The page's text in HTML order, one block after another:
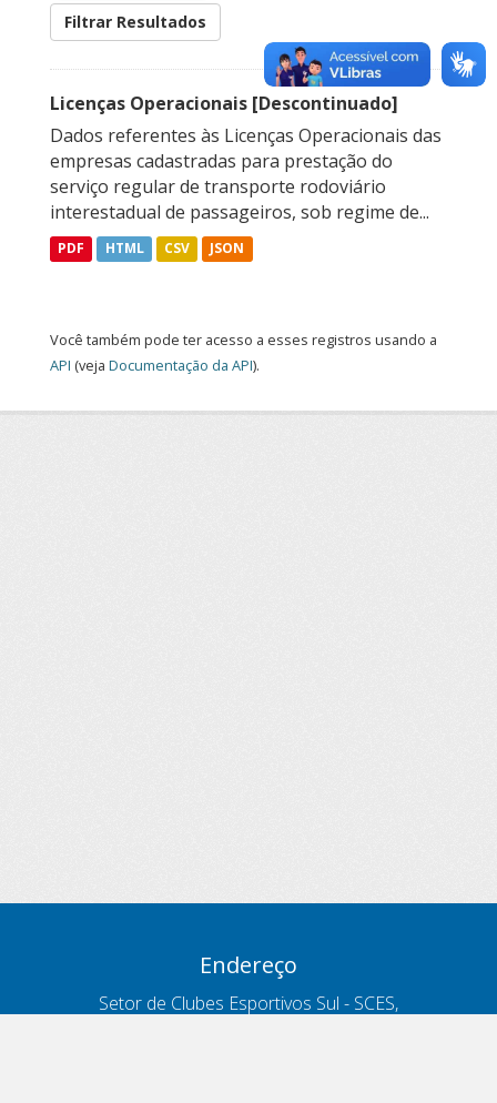
Filtrar Resultados
Licenças Operacionais [Descontinuado]
Dados referentes às Licenças Operacionais das
empresas cadastradas para prestação do
serviço regular de transporte rodoviário
interestadual de passageiros, sob regime de...
PDF HTML CSV JSON
Você também pode ter acesso a esses registros usando a
API (veja Documentação da API).
Endereço
Setor de Clubes Esportivos Sul - SCES,